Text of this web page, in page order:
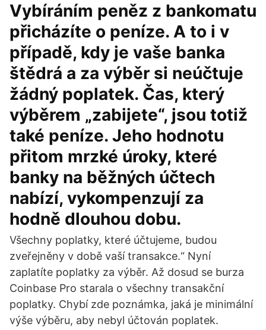
Vybíráním peněz z bankomatu
přicházíte o peníze. A to i v
případě, kdy je vaše banka
štědrá a za výběr si neúčtuje
žádný poplatek. Čas, který
výběrem „zabijete“, jsou totiž
také peníze. Jeho hodnotu
přitom mrzké úroky, které
banky na běžných účtech
nabízí, vykompenzují za
hodně dlouhou dobu.
Všechny poplatky, které účtujeme, budou
zveřejněny v době vaší transakce.“ Nyní
zaplatíte poplatky za výběr. Až dosud se burza
Coinbase Pro starala o všechny transakční
poplatky. Chybí zde poznámka, jaká je minimální
výše výběru, aby nebyl účtován poplatek.